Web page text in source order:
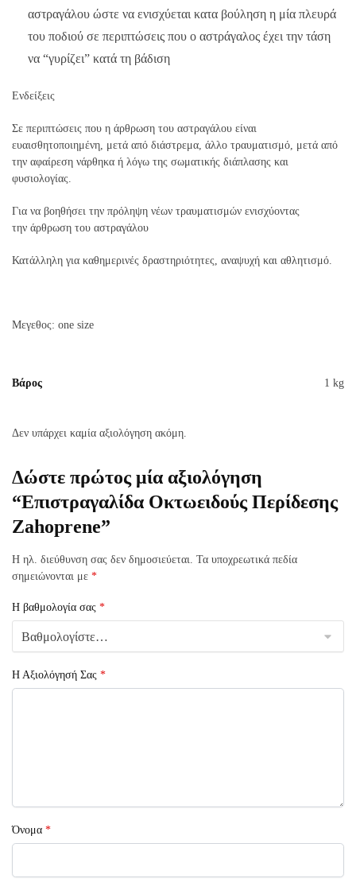
αστραγάλου ώστε να ενισχύεται κατα βούληση η μία πλευρά
του ποδιού σε περιπτώσεις που ο αστράγαλος έχει την τάση
να “γυρίζει” κατά τη βάδιση
Ενδείξεις
Σε περιπτώσεις που η άρθρωση του αστραγάλου είναι
ευαισθητοποιημένη, μετά από διάστρεμα, άλλο τραυματισμό, μετά από
την αφαίρεση νάρθηκα ή λόγω της σωματικής διάπλασης και
φυσιολογίας.
Για να βοηθήσει την πρόληψη νέων τραυματισμών ενισχύοντας
την άρθρωση του αστραγάλου
Κατάλληλη για καθημερινές δραστηριότητες, αναψυχή και αθλητισμό.
Μεγεθος: one size
Βάρος 1 kg
Δεν υπάρχει καμία αξιολόγηση ακόμη.
Δώστε πρώτος μία αξιολόγηση
“Επιστραγαλίδα Οκτωειδούς Περίδεσης
Zahoprene”
Η ηλ. διεύθυνση σας δεν δημοσιεύεται. Τα υποχρεωτικά πεδία
σημειώνονται με *
Η βαθμολογία σας *
Η Αξιολόγησή Σας *
Όνομα *